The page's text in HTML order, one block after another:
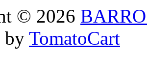
© 2026
by TomatoCart